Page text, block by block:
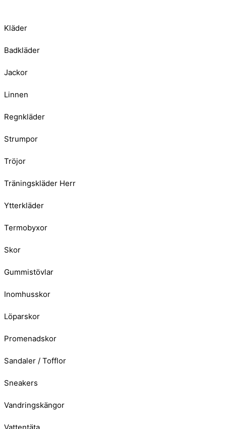
Kläder
Badkläder
Jackor
Linnen
Regnkläder
Strumpor
Tröjor
Träningskläder Herr
Ytterkläder
Termobyxor
Skor
Gummistövlar
Inomhusskor
Löparskor
Promenadskor
Sandaler / Tofflor
Sneakers
Vandringskängor